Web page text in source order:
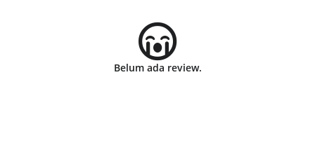
Belum ada review.